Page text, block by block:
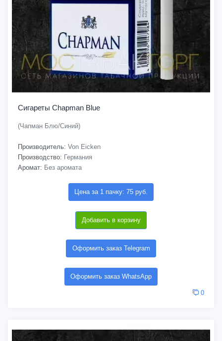
Сигареты Chapman Blue
(Чапман Блю/Синий)
Производитель: Von Eicken
Производство: Германия
Аромат: Без аромата
Цена за 1 пачку: 75 руб.
Добавить в корзину
Оформить заказ Telegram
Оформить заказ WhatsApp
0